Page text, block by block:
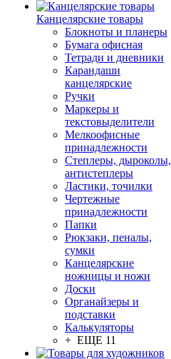
Канцелярские товары
Блокноты и планеры
Бумага офисная
Тетради и дневники
Карандаши
канцелярские
Ручки
Маркеры и
текстовыделители
Мелкоофисные
принадлежности
Степлеры, дыроколы,
антистеплеры
Ластики, точилки
Чертежные
принадлежности
Папки
Рюкзаки, пеналы,
сумки
Канцелярские
ножницы и ножи
Доски
Органайзеры и
подставки
Калькуляторы
+ ЕЩЕ 11